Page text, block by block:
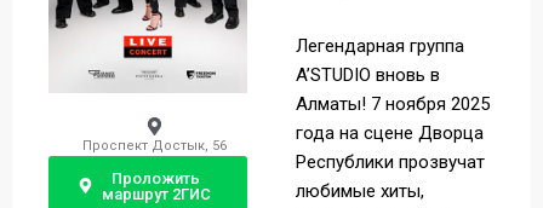
Проспект Достык, 56
Проложить
маршрут 2ГИС
Легендарная группа
A’STUDIO вновь в
Алматы! 7 ноября 2025
года на сцене Дворца
Республики прозвучат
любимые хиты,